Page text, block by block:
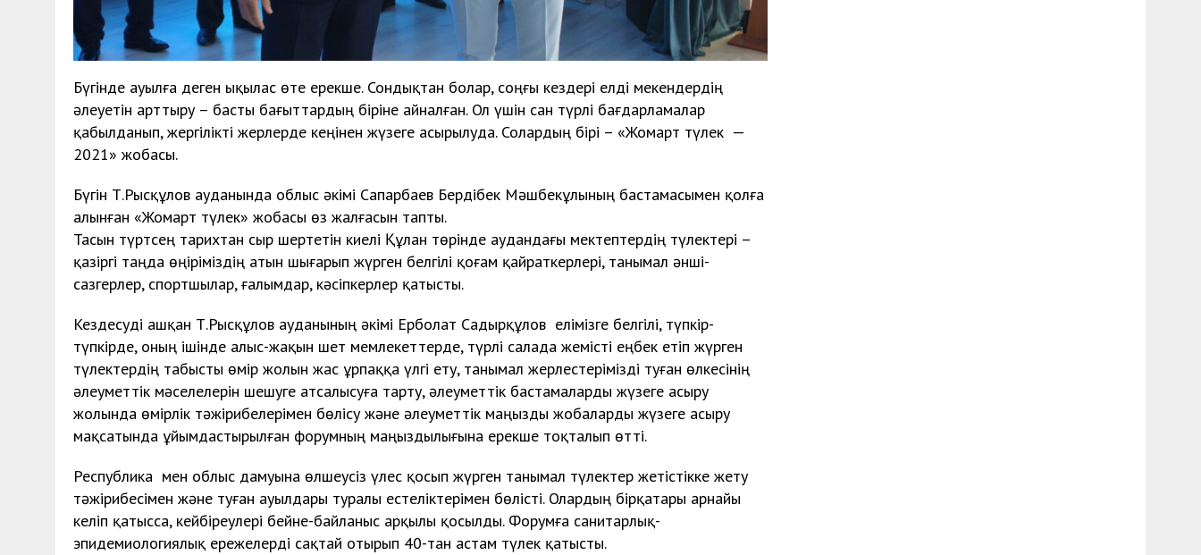
Бүгінде ауылға деген ықылас өте ерекше. Сондықтан болар, соңғы кездері елді мекендердің
әлеуетін арттыру – басты бағыттардың біріне айналған. Ол үшін сан түрлі бағдарламалар
қабылданып, жергілікті жерлерде кеңінен жүзеге асырылуда. Солардың бірі – «Жомарт түлек —
2021» жобасы.
Бүгін Т.Рысқұлов ауданында облыс әкімі Сапарбаев Бердібек Мәшбекұлының бастамасымен қолға
алынған «Жомарт түлек» жобасы өз жалғасын тапты.
Тасын түртсең тарихтан сыр шертетін киелі Құлан төрінде аудандағы мектептердің түлектері –
қазіргі таңда өңіріміздің атын шығарып жүрген белгілі қоғам қайраткерлері, танымал әнші-
сазгерлер, спортшылар, ғалымдар, кәсіпкерлер қатысты.
Кездесуді ашқан Т.Рысқұлов ауданының әкімі Ерболат Садырқұлов елімізге белгілі, түпкір-
түпкірде, оның ішінде алыс-жақын шет мемлекеттерде, түрлі салада жемісті еңбек етіп жүрген
түлектердің табысты өмір жолын жас ұрпаққа үлгі ету, танымал жерлестерімізді туған өлкесінің
әлеуметтік мәселелерін шешуге атсалысуға тарту, әлеуметтік бастамаларды жүзеге асыру
жолында өмірлік тәжірибелерімен бөлісу және әлеуметтік маңызды жобаларды жүзеге асыру
мақсатында ұйымдастырылған форумның маңыздылығына ерекше тоқталып өтті.
Республика мен облыс дамуына өлшеусіз үлес қосып жүрген танымал түлектер жетістікке жету
тәжірибесімен және туған ауылдары туралы естеліктерімен бөлісті. Олардың бірқатары арнайы
келіп қатысса, кейбіреулері бейне-байланыс арқылы қосылды. Форумға санитарлық-
эпидемиологиялық ережелерді сақтай отырып 40-тан астам түлек қатысты.